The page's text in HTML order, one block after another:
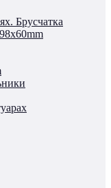
Брусчатка